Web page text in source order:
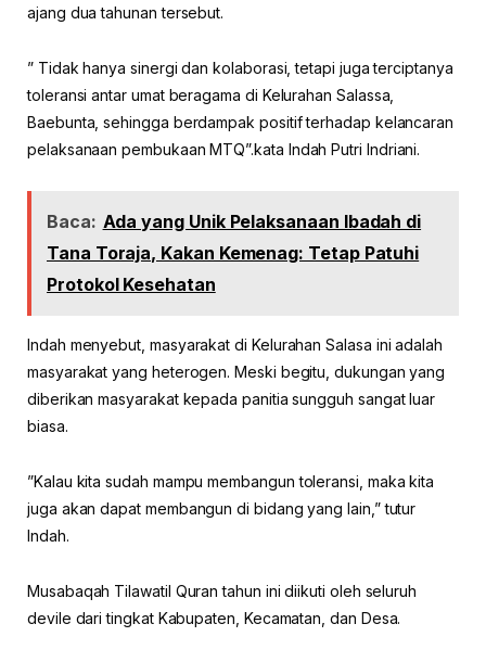
ajang dua tahunan tersebut.
” Tidak hanya sinergi dan kolaborasi, tetapi juga terciptanya
toleransi antar umat beragama di Kelurahan Salassa,
Baebunta, sehingga berdampak positif terhadap kelancaran
pelaksanaan pembukaan MTQ”.kata Indah Putri Indriani.
Baca: Ada yang Unik Pelaksanaan Ibadah di
Tana Toraja, Kakan Kemenag: Tetap Patuhi
Protokol Kesehatan
Indah menyebut, masyarakat di Kelurahan Salasa ini adalah
masyarakat yang heterogen. Meski begitu, dukungan yang
diberikan masyarakat kepada panitia sungguh sangat luar
biasa.
”Kalau kita sudah mampu membangun toleransi, maka kita
juga akan dapat membangun di bidang yang lain,” tutur
Indah.
Musabaqah Tilawatil Quran tahun ini diikuti oleh seluruh
devile dari tingkat Kabupaten, Kecamatan, dan Desa.